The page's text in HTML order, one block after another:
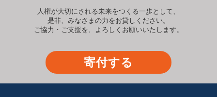
人権が大切にされる未来をつくる一歩として、
是非、みなさまの力をお貸しください。
ご協力・ご支援を、よろしくお願いいたします。
寄付する